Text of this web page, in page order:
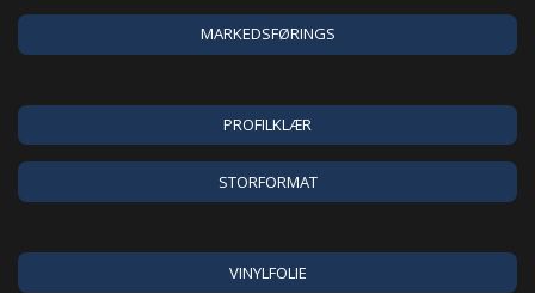
MARKEDSFØRINGS
PROFILKLÆR
STORFORMAT
VINYLFOLIE